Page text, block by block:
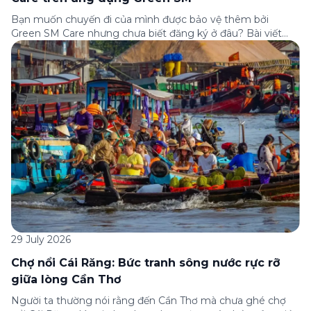
Bạn muốn chuyến đi của mình được bảo vệ thêm bởi
Green SM Care nhưng chưa biết đăng ký ở đâu? Bài viết
dưới đây sẽ hướng dẫn chi tiết cách tham gia (và hủy tham
gia) gói bảo hiểm này ngay trên ứng dụng Green SM, cùng
những lưu ý quan trọng trước khi […]
29 July 2026
Chợ nổi Cái Răng: Bức tranh sông nước rực rỡ
giữa lòng Cần Thơ
Người ta thường nói rằng đến Cần Thơ mà chưa ghé chợ